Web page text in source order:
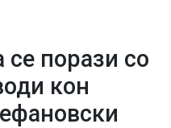
порази со
кон